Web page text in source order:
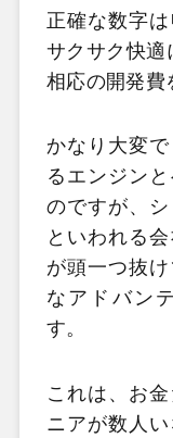
正確な数字
サクサク快適
相応の開発費
かなり大変
るエンジン
のですが、
といわれる
が頭一つ抜
なアドバン
す。
これは、お
ニアが数人